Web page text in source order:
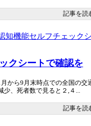
記事を読
クシートで確認を
から9月末時点での全国の
、死者数で見ると２,４...
記事を読